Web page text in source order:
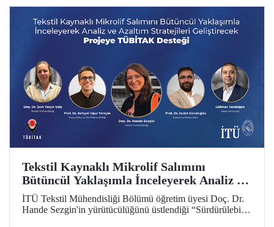
Tekstil Kaynaklı Mikrolif Salımını
Bütüncül Yaklaşımla İnceleyerek Analiz ve
Azaltım Stratejileri Geliştirecek Projeye
TÜBİTAK Desteği
İTÜ Tekstil Mühendisliği Bölümü öğretim üyesi Doç. Dr.
Hande Sezgin'in yürütücülüğünü üstlendiği “Sürdürülebilir